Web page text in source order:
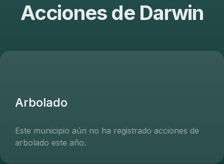
Acciones de Darwin
Arbolado
Este municipio aún no ha registrado acciones de
arbolado este año.